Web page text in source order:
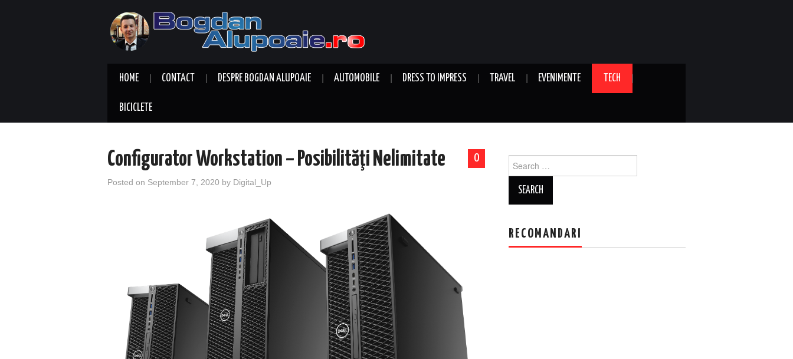
HOME CONTACT DESPRE BOGDAN ALUPOAIE AUTOMOBILE DRESS TO IMPRESS TRAVEL EVENIMENTE TECH
BICICLETE
0
Configurator Workstation – Posibilităţi Nelimitate
Posted on September 7, 2020 by Digital_Up
for:
RECOMANDARI